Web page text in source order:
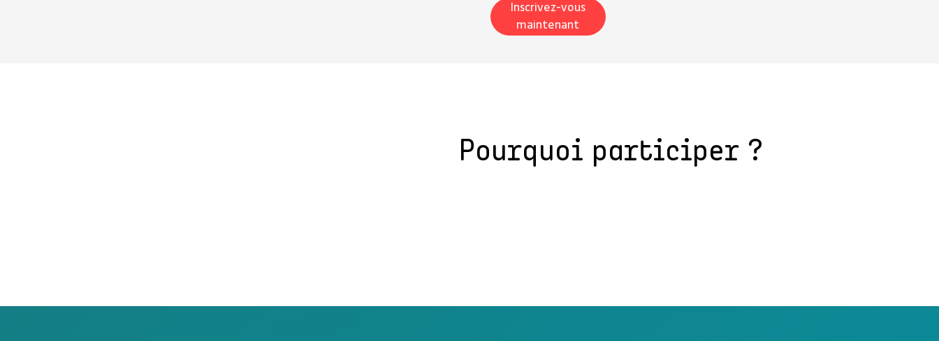
Inscrivez-vous
maintenant
Pourquoi participer ?